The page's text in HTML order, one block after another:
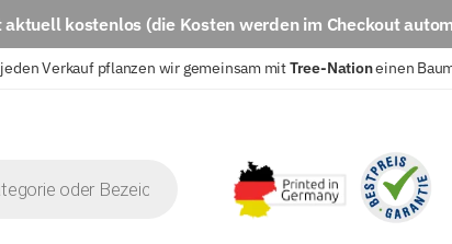
kostenlos (die Kosten werden im Checkout
jeden Verkauf pflanzen wir gemeinsam mitTree-Nationeinen